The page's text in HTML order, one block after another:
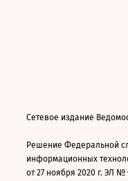
Сетевое издание
Решение Федеральной
информационных
от 27 ноября 2020 г. ЭЛ №